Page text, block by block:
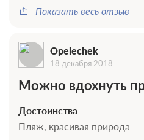
Показать весь отзыв
Opelechek
18 декабря 2018
Можно вдохнуть
Достоинства
Пляж, красивая природа